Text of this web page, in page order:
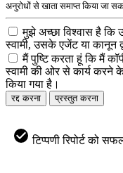
अनुरोधों से खाता समाप्त किया जा
मुझे अच्छा विश्वास है कि
स्वामी, उसके एजेंट या कानून
मैं पुष्टि करता हूं कि मैं
स्वामी की ओर से कार्य
किया गया है।
रद्द करना प्रस्तुत करना
टिप्पणी रिपोर्ट को